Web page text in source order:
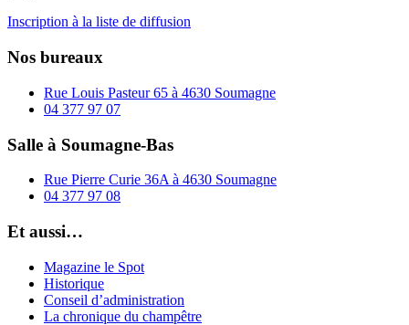
Inscription à la liste de diffusion
Nos bureaux
Rue Louis Pasteur 65 à 4630 Soumagne
04 377 97 07
Salle à Soumagne-Bas
Rue Pierre Curie 36A à 4630 Soumagne
04 377 97 08
Et aussi…
Magazine le Spot
Historique
Conseil d’administration
La chronique du champêtre